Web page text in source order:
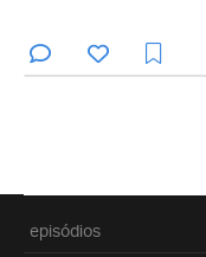
episódios